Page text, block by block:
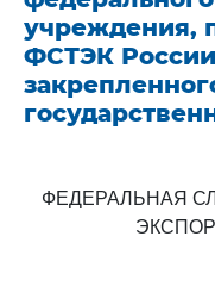
учреждения,
ФСТЭК
ФЕДЕРАЛЬНАЯ